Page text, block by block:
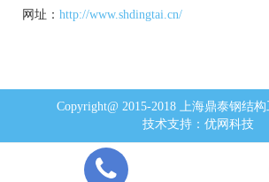
网址： http://www.shdingtai.cn/
Copyright@ 2015-2018 上海鼎泰钢结
技术支持： 优网科技